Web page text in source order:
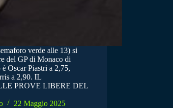
verde alle 13) si
del GP di Monaco di
Oscar Piastri a 2,75,
a 2,90. IL
PROVE LIBERE DEL
22 Maggio 2025